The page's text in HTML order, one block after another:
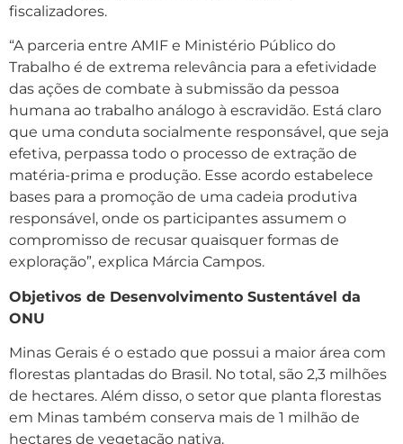
fiscalizadores.
“A parceria entre AMIF e Ministério Público do
Trabalho é de extrema relevância para a efetividade
das ações de combate à submissão da pessoa
humana ao trabalho análogo à escravidão. Está claro
que uma conduta socialmente responsável, que seja
efetiva, perpassa todo o processo de extração de
matéria-prima e produção. Esse acordo estabelece
bases para a promoção de uma cadeia produtiva
responsável, onde os participantes assumem o
compromisso de recusar quaisquer formas de
exploração”, explica Márcia Campos.
Objetivos de Desenvolvimento Sustentável da
ONU
Minas Gerais é o estado que possui a maior área com
florestas plantadas do Brasil. No total, são 2,3 milhões
de hectares. Além disso, o setor que planta florestas
em Minas também conserva mais de 1 milhão de
hectares de vegetação nativa.